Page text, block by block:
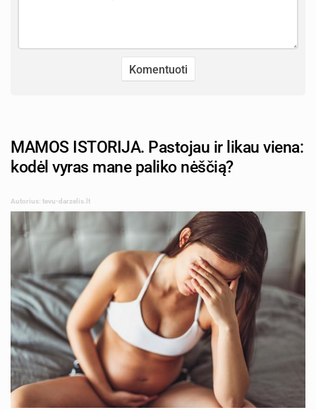
MAMOS ISTORIJA. Pastojau ir likau viena:
kodėl vyras mane paliko nėščią?
Autorius: tevu-darzelis.lt